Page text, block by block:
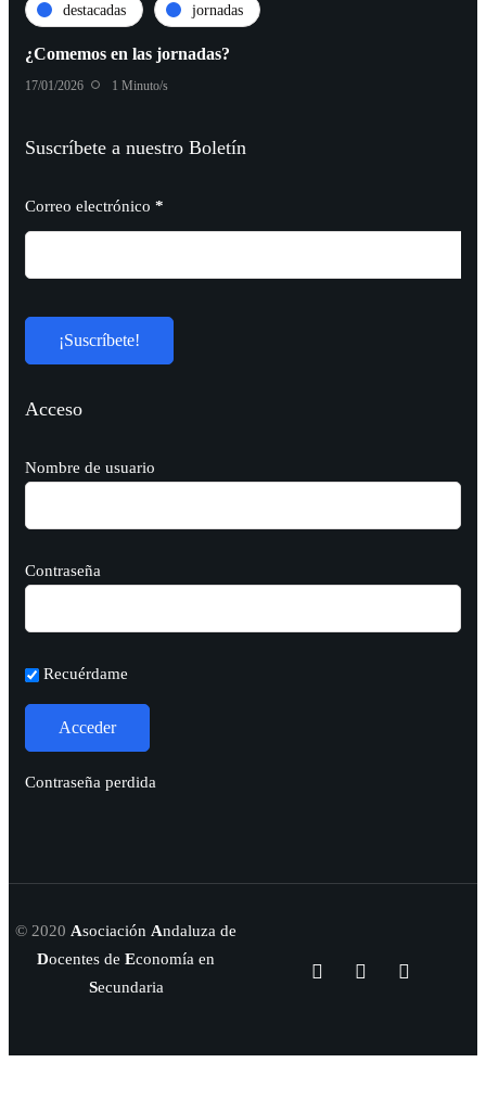
destacadas jornadas
¿Comemos en las jornadas?
17/01/2026 1 Minuto/s
Suscríbete a nuestro Boletín
Correo electrónico *
Acceso
Nombre de usuario
Contraseña
Recuérdame
Contraseña perdida
© 2020 Asociación Andaluza de
Docentes de Economía en
Secundaria